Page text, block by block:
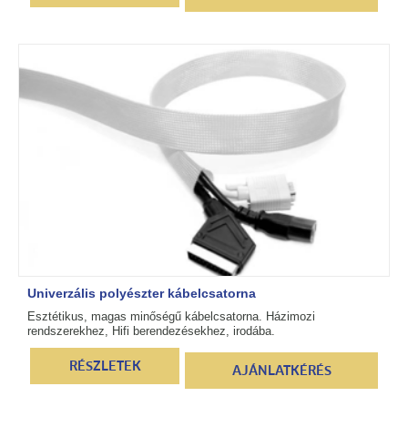
Univerzális polyészter kábelcsatorna
Esztétikus, magas minőségű kábelcsatorna. Házimozi
rendszerekhez, Hifi berendezésekhez, irodába.
RÉSZLETEK AJÁNLATKÉRÉS